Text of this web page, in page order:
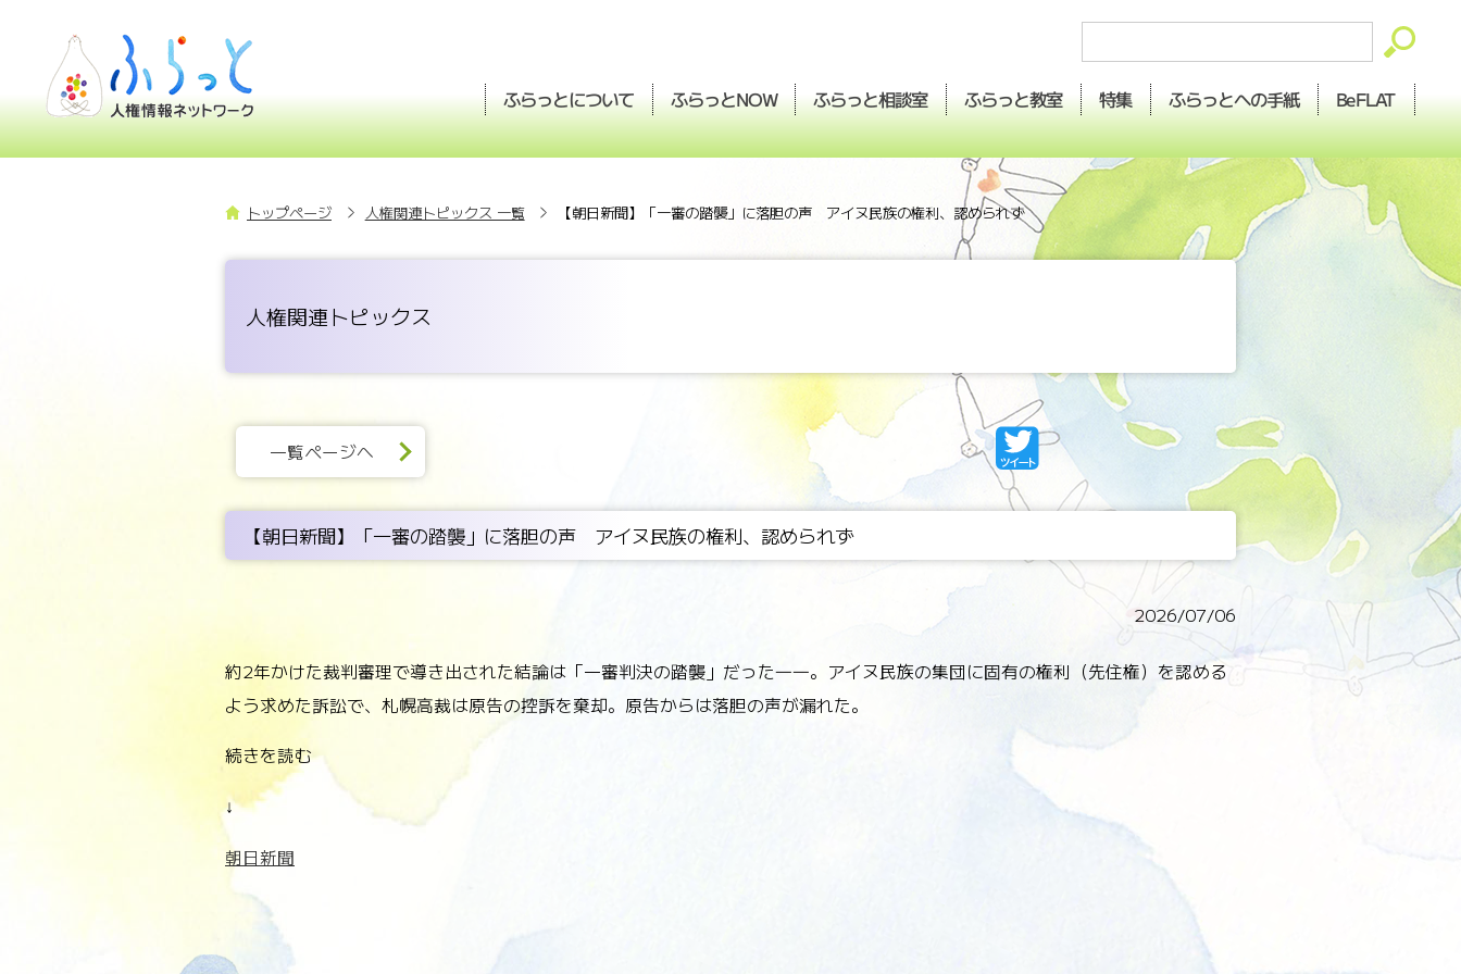
ふらっとについて ふらっとNOW ふらっと相談室 ふらっと教室 特集 ふらっとへの手紙 BeFLAT
トップページ 人権関連トピックス 一覧 【朝日新聞】「一審の踏襲」に落胆の声 アイヌ民族の権利、認められず
人権関連トピックス
一覧ページへ
【朝日新聞】「一審の踏襲」に落胆の声 アイヌ民族の権利、認められず
2026/07/06
約2年かけた裁判審理で導き出された結論は「一審判決の踏襲」だった――。アイヌ民族の集団に固有の権利（先住権）を認める
よう求めた訴訟で、札幌高裁は原告の控訴を棄却。原告からは落胆の声が漏れた。
続きを読む
↓
朝日新聞